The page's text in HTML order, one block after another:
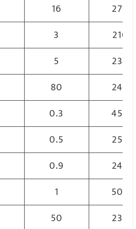
16
2700
3
2100
5
2300
80
2400
0.3
4500
0.5
2500
0.9
2400
1
5000
50
2300